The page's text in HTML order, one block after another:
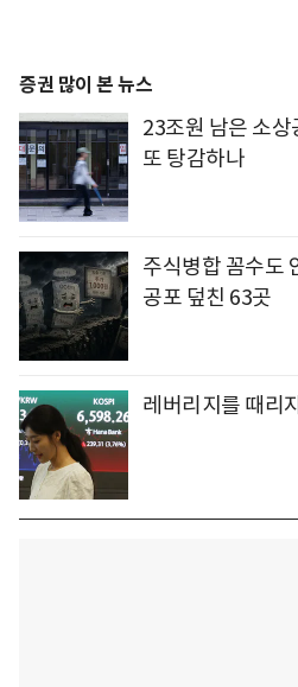
증권 많이 본 뉴스
23조원 남은 소
또 탕감하나
주식병합 꼼수도
공포 덮친 63곳
레버리지를 때리